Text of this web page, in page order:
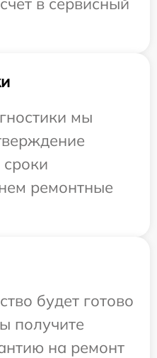
мы
ремонтные
будет готово
получите
на ремонт